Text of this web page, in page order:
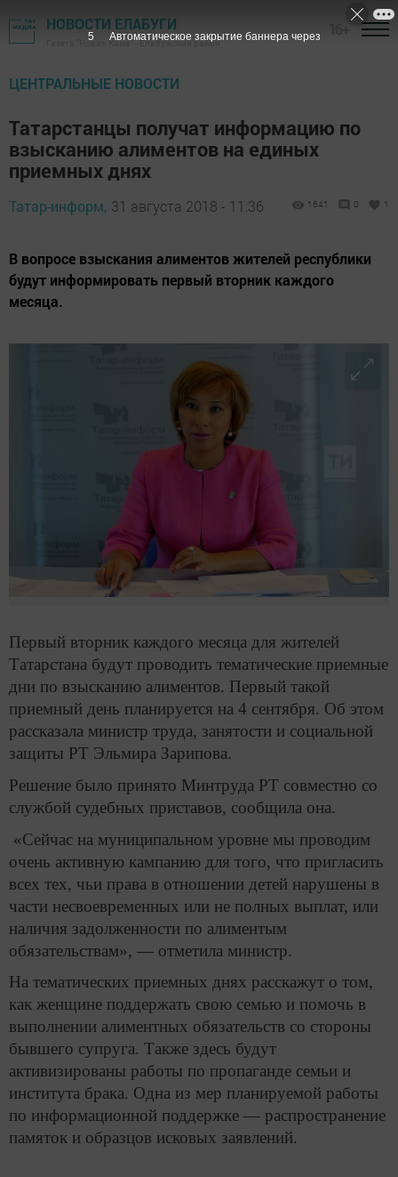
НОВОСТИ ЕЛАБУГИ
Газета "Новая Кама" - Елабужский район
ЦЕНТРАЛЬНЫЕ НОВОСТИ
Татарстанцы получат информацию по
взысканию алиментов на единых
приемных днях
Татар-информ, 31 августа 2018 - 11:36 1641 0 1
В вопросе взыскания алиментов жителей республики
будут информировать первый вторник каждого
месяца.
Первый вторник каждого месяца для жителей
Татарстана будут проводить тематические приемные
дни по взысканию алиментов. Первый такой
приемный день планируется на 4 сентября. Об этом
рассказала министр труда, занятости и социальной
защиты РТ Эльмира Зарипова.
Решение было принято Минтруда РТ совместно со
службой судебных приставов, сообщила она.
«Сейчас на муниципальном уровне мы проводим
очень активную кампанию для того, что пригласить
всех тех, чьи права в отношении детей нарушены в
части несвоевременных или не полных выплат, или
наличия задолженности по алиментым
обязательствам», — отметила министр.
На тематических приемных днях расскажут о том,
как женщине поддержать свою семью и помочь в
выполнении алиментных обязательств со стороны
бывшего супруга. Также здесь будут
активизированы работы по пропаганде семьи и
института брака. Одна из мер планируемой работы
по информационной поддержке — распространение
памяток и образцов исковых заявлений.
4 Автоматическое закрытие баннера через